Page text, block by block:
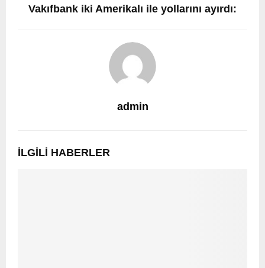
Vakıfbank iki Amerikalı ile yollarını ayırdı:
admin
İLGILI HABERLER